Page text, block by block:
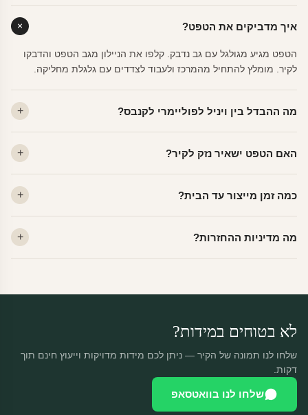
איך מדביקים את הטפט?
הטפט מגיע מגולגל עם גב נדבק. קלפו את הניילון מגב הטפט והדבקו
לקיר. מומלץ להתחיל מהמרכז ולעבוד לצדדים עם גלגלת מחליקה.
מה ההבדל בין ויניל לפוליימרי לקנבס?
פרמיום. קנבס — בד אמנותי יוקרתי, מט.
האם הטפט ישאיר נזק לקיר?
מתאים לקיר מטויח, גבס, קרמיקה וזכוכית.
כמה זמן מייצור עד הבית?
יוצאות באותו יום.
מה מדיניות ההחזרות?
לא בטוחים במידות?
שלחו לנו תמונה של הקיר — ניתן לכם מידות מדויקות וייעוץ חינם תוך
דקות.
שלחו לנו בוואטסאפ